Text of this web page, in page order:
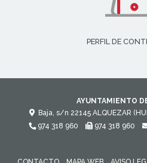
PERFIL DE
AYUNTAMIENTO
Baja, s/n 22145 ALQUEZAR
974 318 960
974 318 960